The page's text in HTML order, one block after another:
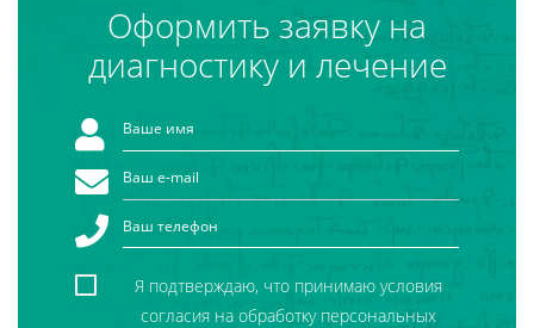
Оформить заявку на
диагностику и лечение
Я подтверждаю, что принимаю условия
согласия на обработку персональных